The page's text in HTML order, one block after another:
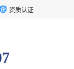
资质认证